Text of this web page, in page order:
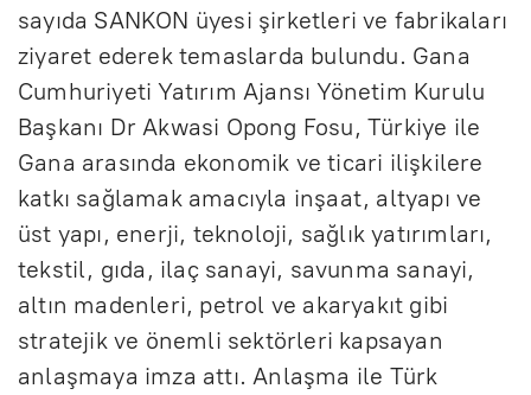
sayıda SANKON üyesi şirketleri ve fabrikaları
ziyaret ederek temaslarda bulundu. Gana
Cumhuriyeti Yatırım Ajansı Yönetim Kurulu
Başkanı Dr Akwasi Opong Fosu, Türkiye ile
Gana arasında ekonomik ve ticari ilişkilere
katkı sağlamak amacıyla inşaat, altyapı ve
üst yapı, enerji, teknoloji, sağlık yatırımları,
tekstil, gıda, ilaç sanayi, savunma sanayi,
altın madenleri, petrol ve akaryakıt gibi
stratejik ve önemli sektörleri kapsayan
anlaşmaya imza attı. Anlaşma ile Türk